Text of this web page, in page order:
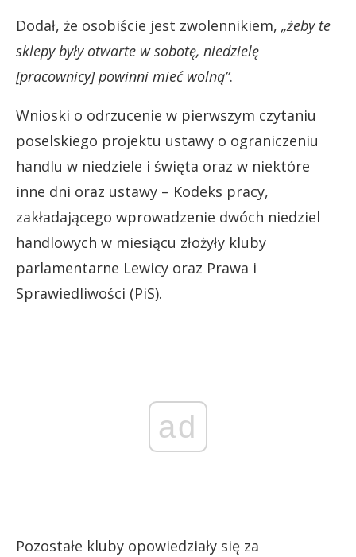
Dodał, że osobiście jest zwolennikiem, „żeby te
sklepy były otwarte w sobotę, niedzielę
[pracownicy] powinni mieć wolną”.
Wnioski o odrzucenie w pierwszym czytaniu
poselskiego projektu ustawy o ograniczeniu
handlu w niedziele i święta oraz w niektóre
inne dni oraz ustawy – Kodeks pracy,
zakładającego wprowadzenie dwóch niedziel
handlowych w miesiącu złożyły kluby
parlamentarne Lewicy oraz Prawa i
Sprawiedliwości (PiS).
ad
Pozostałe kluby opowiedziały się za